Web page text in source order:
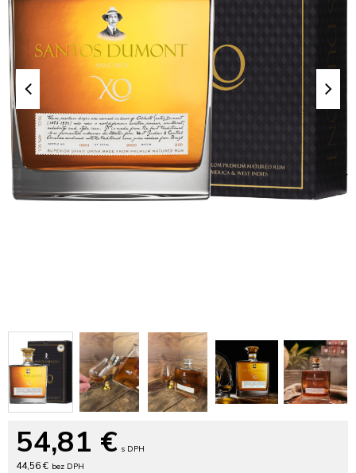
54,81 € s DPH
44,56 € bez DPH